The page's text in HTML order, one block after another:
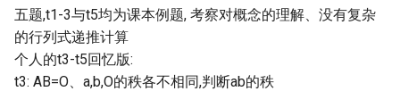
五题,t1-3与t5均为课本例题, 考察对概念的理解、没有复杂
的行列式递推计算
个人的t3-t5回忆版:
t3: AB=O、a,b,O的秩各不相同,判断ab的秩